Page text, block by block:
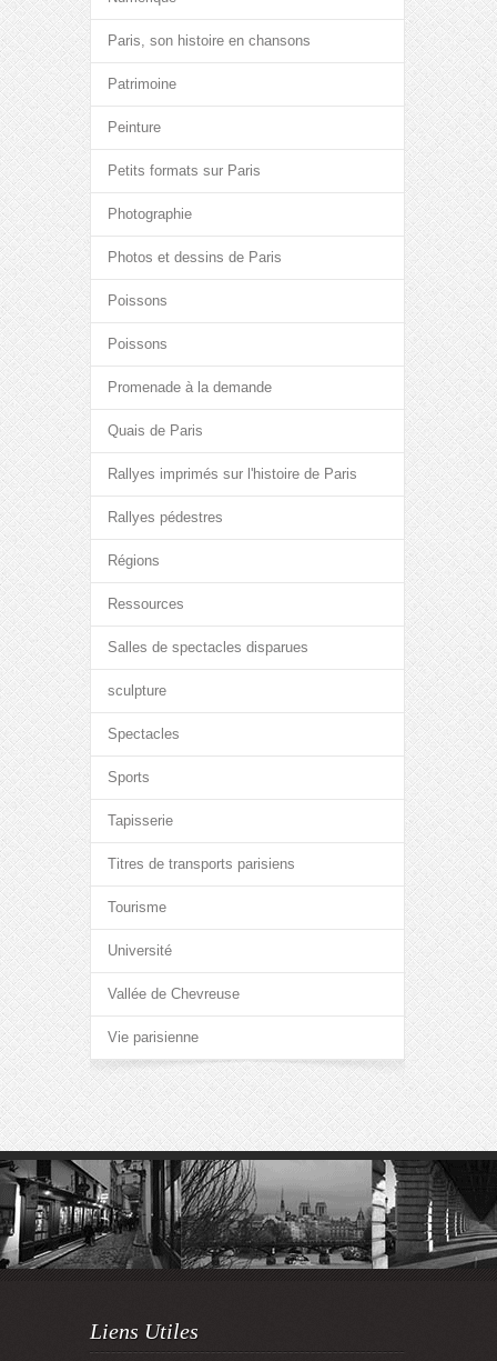
Paris, son histoire en chansons
Patrimoine
Peinture
Petits formats sur Paris
Photographie
Photos et dessins de Paris
Poissons
Poissons
Promenade à la demande
Quais de Paris
Rallyes imprimés sur l'histoire de Paris
Rallyes pédestres
Régions
Ressources
Salles de spectacles disparues
sculpture
Spectacles
Sports
Tapisserie
Titres de transports parisiens
Tourisme
Université
Vallée de Chevreuse
Vie parisienne
Liens Utiles